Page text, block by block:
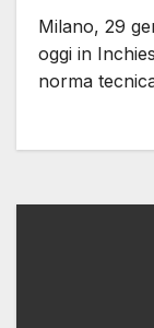
Milano, 29
oggi in
norma